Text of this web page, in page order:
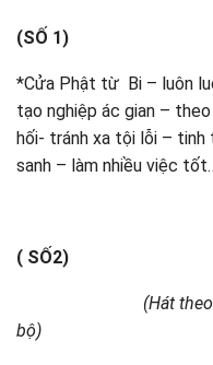
(SỐ 1)
*Cửa Phật từ Bi – luôn
tạo nghiệp ác gian –
hối- tránh xa tội lỗi – tinh
sanh – làm nhiều việc
( SỐ2)
(Hát theo điệu
bộ)